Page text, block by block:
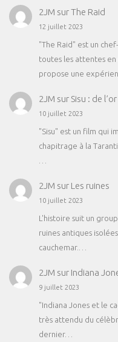
2JM surThe Raid
12 juillet 2023
"The Raid" est un
toutes les attentes
propose une
2JM sur Sisu : de
10 juillet 2023
"Sisu" est un film qui
chapitrage à la
2JM sur Les ruines
10 juillet 2023
L'histoire suit un
ruines antiques
cauchemar.…
2JM sur Indiana
9 juillet 2023
"Indiana Jones et le
très attendu du
dernier…